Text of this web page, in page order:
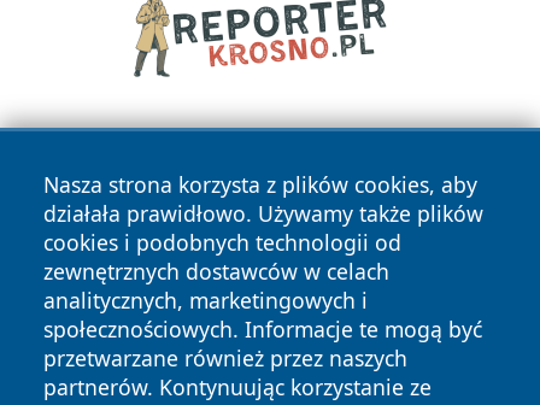
Nasza strona korzysta z plików cookies, aby
działała prawidłowo. Używamy także plików
cookies i podobnych technologii od
zewnętrznych dostawców w celach
analitycznych, marketingowych i
społecznościowych. Informacje te mogą być
przetwarzane również przez naszych
partnerów. Kontynuując korzystanie ze
Copyright © 2026 raciborski24.pl Wszystkie prawa
zastrzeżone.
Polityka
Polityka